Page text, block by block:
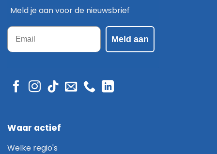
Meld je aan voor de nieuwsbrief
Email
Meld aan
Waar actief
Welke regio's